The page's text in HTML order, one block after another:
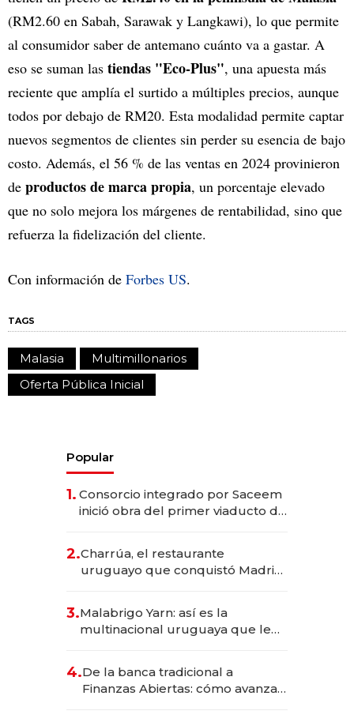
(RM2.60 en Sabah, Sarawak y Langkawi), lo que permite
al consumidor saber de antemano cuánto va a gastar. A
eso se suman las tiendas "Eco-Plus", una apuesta más
reciente que amplía el surtido a múltiples precios, aunque
todos por debajo de RM20. Esta modalidad permite captar
nuevos segmentos de clientes sin perder su esencia de bajo
costo. Además, el 56 % de las ventas en 2024 provinieron
de productos de marca propia, un porcentaje elevado
que no solo mejora los márgenes de rentabilidad, sino que
refuerza la fidelización del cliente.
Con información de Forbes US.
TAGS
Malasia
Multimillonarios
Oferta Pública Inicial
Popular
1. Consorcio integrado por Saceem
inició obra del primer viaducto de
millones
2.Charrúa, el restaurante
uruguayo que conquistó Madrid:
anticipación y prepara apertura
3.Malabrigo Yarn: así es la
multinacional uruguaya que le
4.De la banca tradicional a
Finanzas Abiertas: cómo avanza